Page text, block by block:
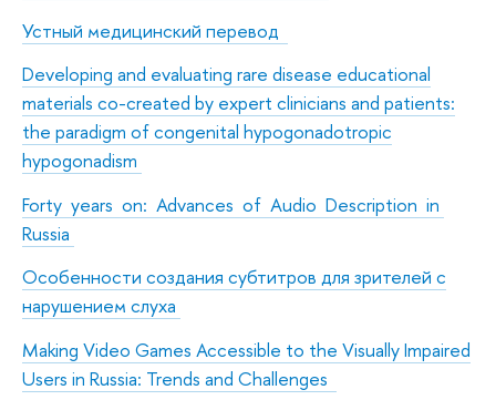
Устный медицинский перевод
Developing and evaluating rare disease educational
materials co-created by expert clinicians and patients:
the paradigm of congenital hypogonadotropic
hypogonadism
Forty years on: Advances of Audio Description in
Russia
Особенности создания субтитров для зрителей с
нарушением слуха
Making Video Games Accessible to the Visually Impaired
Users in Russia: Trends and Challenges